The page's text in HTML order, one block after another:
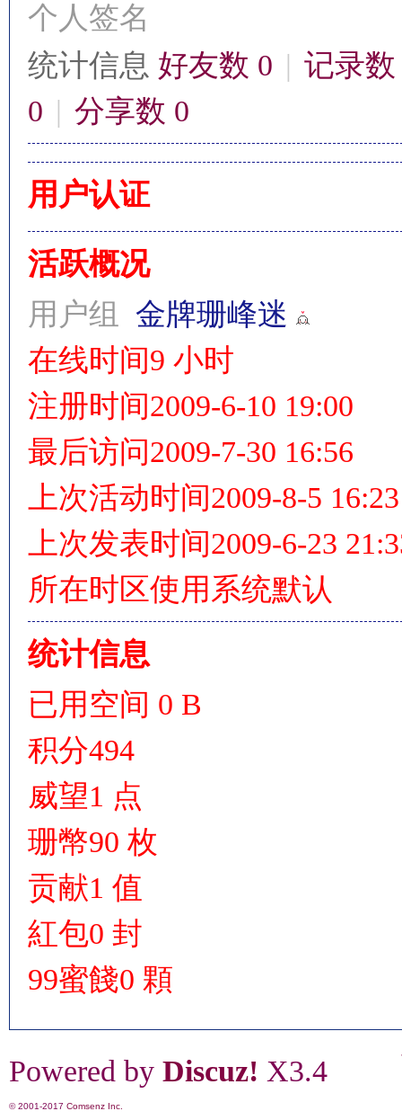
个人签名
统计信息 好友数 0 | 记录数
0 | 分享数 0
用户认证
活跃概况
用户组 金牌珊峰迷
在线时间9 小时
注册时间2009-6-10 19:00
最后访问2009-7-30 16:56
上次活动时间2009-8-5 16:23
上次发表时间2009-6-23
所在时区使用系统默认
统计信息
已用空间 0 B
积分494
威望1 点
珊幣90 枚
贡献1 值
紅包0 封
99蜜餞0 顆
Powered by Discuz! X3.4
© 2001-2017 Comsenz Inc.